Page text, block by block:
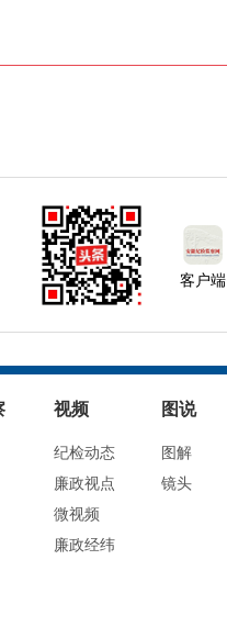
客户端
视频
纪检动态
廉政视点
微视频
廉政经纬
图说
图解
镜头